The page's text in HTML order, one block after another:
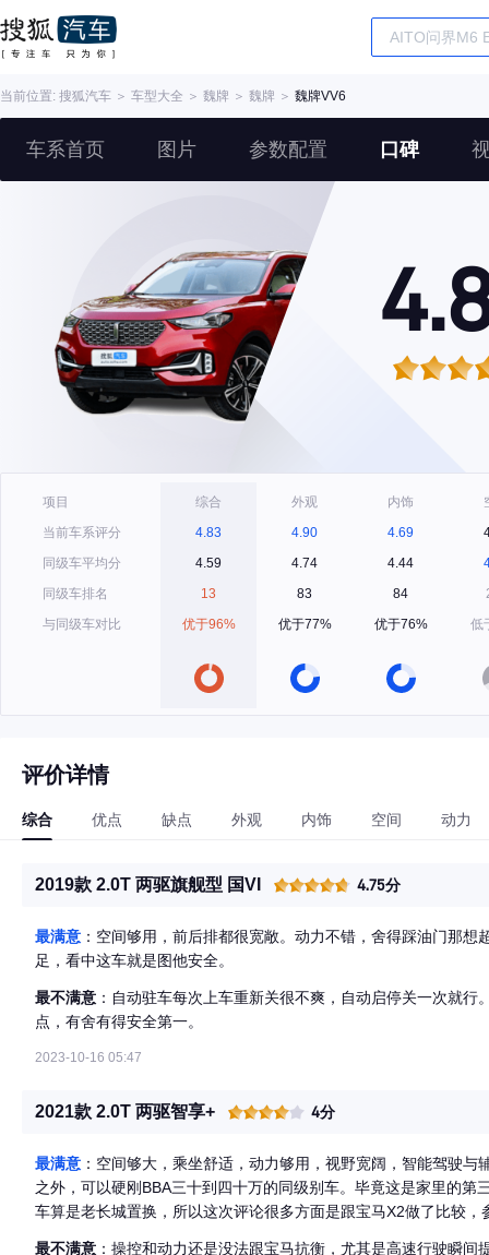
当前位置: 搜狐汽车 ＞ 车型大全 ＞ 魏牌 ＞ 魏牌 ＞ 魏牌VV6
车系首页 图片 参数配置 口碑
项目
当前车系评分
同级车平均分
同级车排名
与同级车对比
综合
4.83
4.59
13
优于96%
外观
4.90
4.74
83
优于77%
内饰
4.69
4.44
84
优于76%
低
评价详情
综合 优点 缺点 外观 内饰 空间 动力
2019款 2.0T 两驱旗舰型 国VI 4.75分
最满意 ：空间够用，前后排都很宽敞。动力不错，舍得踩油门那
足，看中这车就是图他安全。
最不满意 ：自动驻车每次上车重新关很不爽，自动启停关一次就
点，有舍有得安全第一。
2023-10-16 05:47
2021款 2.0T 两驱智享+ 4分
最满意 ：空间够大，乘坐舒适，动力够用，视野宽阔，智能驾驶
之外，可以硬刚BBA三十到四十万的同级别车。毕竟这是家里的第
车算是老长城置换，所以这次评论很多方面是跟宝马X2做了比较，
最不满意 ：操控和动力还是没法跟宝马抗衡，尤其是高速行驶瞬